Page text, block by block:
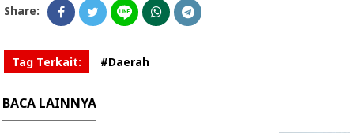
Share:
Tag Terkait: #Daerah
BACA LAINNYA